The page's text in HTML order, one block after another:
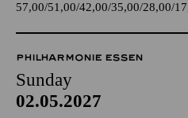
57,00 51,00 42,00 35,00 28,00
PHILHARMONIE ESSEN
Sunday
02.05.2027